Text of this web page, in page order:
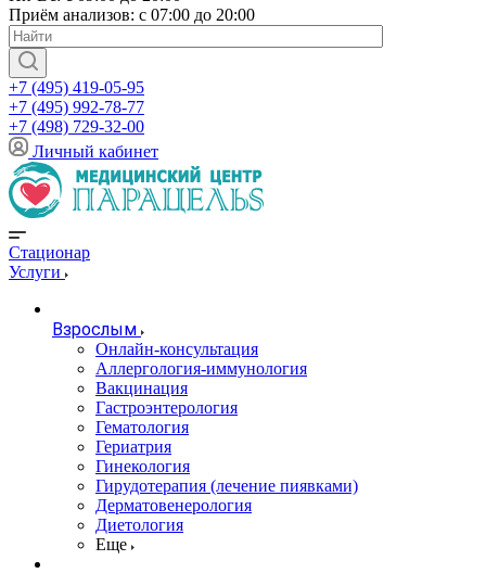
Приём анализов: с 07:00 до 20:00
+7 (495) 419-05-95
+7 (495) 992-78-77
+7 (498) 729-32-00
Личный кабинет
Стационар
Услуги
Взрослым
Онлайн-консультация
Аллергология-иммунология
Вакцинация
Гастроэнтерология
Гематология
Гериатрия
Гинекология
Гирудотерапия (лечение пиявками)
Дерматовенерология
Диетология
Еще